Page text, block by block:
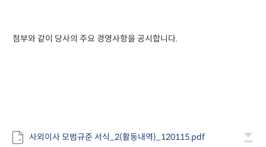
첨부와 같이 당사의 주요 경영사항을 공시합니다.
사외이사 모범규준 서식_2(활동내역)_120115.pdf